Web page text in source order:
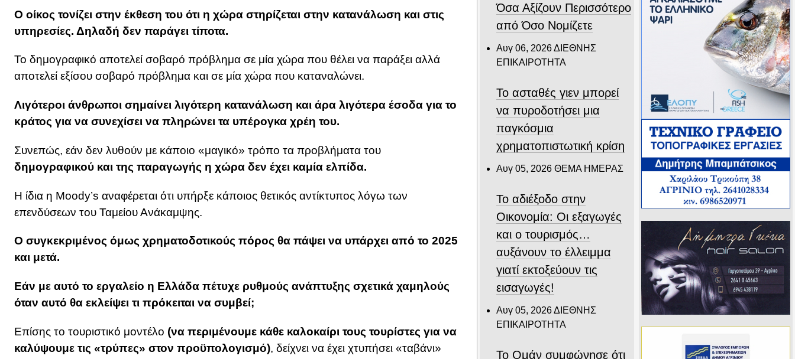
Ο οίκος τονίζει στην έκθεση του ότι η χώρα στηρίζεται στην κατανάλωση και στις
υπηρεσίες. Δηλαδή δεν παράγει τίποτα.
Το δημογραφικό αποτελεί σοβαρό πρόβλημα σε μία χώρα που θέλει να παράξει αλλά
αποτελεί εξίσου σοβαρό πρόβλημα και σε μία χώρα που καταναλώνει.
Λιγότεροι άνθρωποι σημαίνει λιγότερη κατανάλωση και άρα λιγότερα έσοδα για το
κράτος για να συνεχίσει να πληρώνει τα υπέρογκα χρέη του.
Συνεπώς, εάν δεν λυθούν με κάποιο «μαγικό» τρόπο τα προβλήματα του
δημογραφικού και της παραγωγής η χώρα δεν έχει καμία ελπίδα.
Η ίδια η Moody’s αναφέρεται ότι υπήρξε κάποιος θετικός αντίκτυπος λόγω των
επενδύσεων του Ταμείου Ανάκαμψης.
Ο συγκεκριμένος όμως χρηματοδοτικούς πόρος θα πάψει να υπάρχει από το 2025
και μετά.
Εάν με αυτό το εργαλείο η Ελλάδα πέτυχε ρυθμούς ανάπτυξης σχετικά χαμηλούς
όταν αυτό θα εκλείψει τι πρόκειται να συμβεί;
Επίσης το τουριστικό μοντέλο (να περιμένουμε κάθε καλοκαίρι τους τουρίστες για να
καλύψουμε τις «τρύπες» στον προϋπολογισμό), δείχνει να έχει χτυπήσει «ταβάνι»
Όσα Αξίζουν Περισσότερο
από Όσο Νομίζετε
Αυγ 06, 2026ΔΙΕΘΝΗΣ
ΕΠΙΚΑΙΡΟΤΗΤΑ
Το ασταθές γιεν μπορεί
να πυροδοτήσει μια
παγκόσμια
χρηματοπιστωτική κρίση
Αυγ 05, 2026 ΘΕΜΑ ΗΜΕΡΑΣ
Το αδιέξοδο στην
Οικονομία: Οι εξαγωγές
και ο τουρισμός…
αυξάνουν το έλλειμμα
γιατί εκτοξεύουν τις
εισαγωγές!
Αυγ 05, 2026ΔΙΕΘΝΗΣ
ΕΠΙΚΑΙΡΟΤΗΤΑ
Το Ομάν συμφώνησε ότι